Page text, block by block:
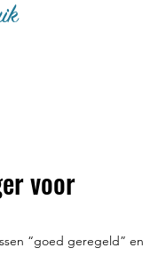
voor
“goed geregeld” en